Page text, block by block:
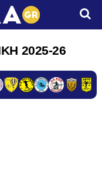
2025-26